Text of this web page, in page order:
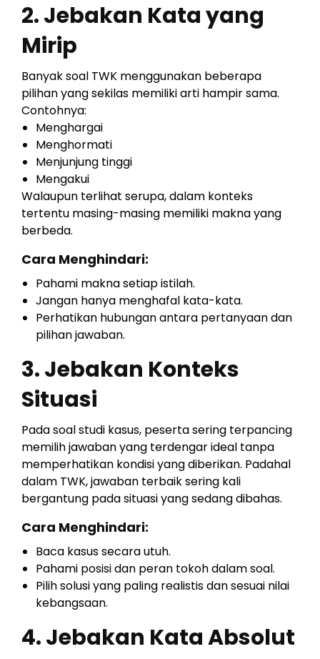
2. Jebakan Kata yang
Mirip
Banyak soal TWK menggunakan beberapa
pilihan yang sekilas memiliki arti hampir sama.
Contohnya:
Menghargai
Menghormati
Menjunjung tinggi
Mengakui
Walaupun terlihat serupa, dalam konteks
tertentu masing-masing memiliki makna yang
berbeda.
Cara Menghindari:
Pahami makna setiap istilah.
Jangan hanya menghafal kata-kata.
Perhatikan hubungan antara pertanyaan dan
pilihan jawaban.
3. Jebakan Konteks
Situasi
Pada soal studi kasus, peserta sering terpancing
memilih jawaban yang terdengar ideal tanpa
memperhatikan kondisi yang diberikan. Padahal
dalam TWK, jawaban terbaik sering kali
bergantung pada situasi yang sedang dibahas.
Cara Menghindari:
Baca kasus secara utuh.
Pahami posisi dan peran tokoh dalam soal.
Pilih solusi yang paling realistis dan sesuai nilai
kebangsaan.
4. Jebakan Kata Absolut